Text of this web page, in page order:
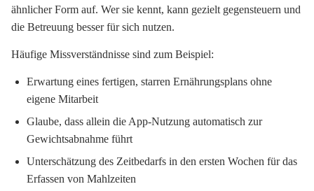
ähnlicher Form auf. Wer sie kennt, kann gezielt gegensteuern und
die Betreuung besser für sich nutzen.
Häufige Missverständnisse sind zum Beispiel:
Erwartung eines fertigen, starren Ernährungsplans ohne
eigene Mitarbeit
Glaube, dass allein die App-Nutzung automatisch zur
Gewichtsabnahme führt
Unterschätzung des Zeitbedarfs in den ersten Wochen für das
Erfassen von Mahlzeiten